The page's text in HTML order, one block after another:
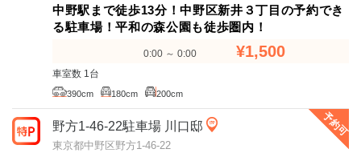
中野駅まで徒歩13分！中野区新井３丁目の予約でき
る駐車場！平和の森公園も徒歩圏内！
0:00 ～ 0:00 ¥1,500
車室数 1台
390cm 180cm 200cm
予約可
野方1-46-22駐車場 川口邸
東京都中野区野方1-46-22